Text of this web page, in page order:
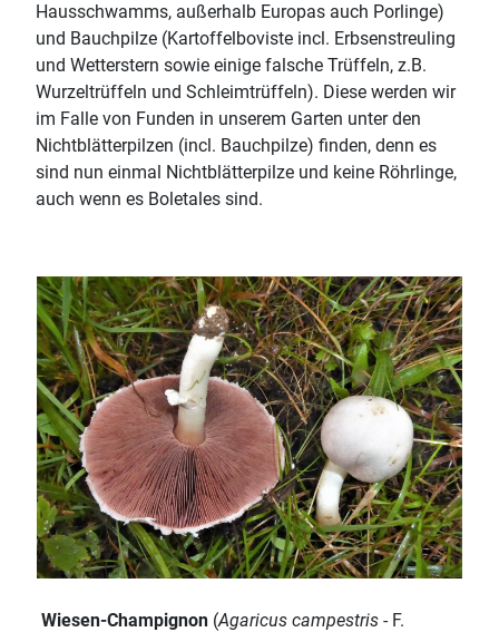
Hausschwamms, außerhalb Europas auch Porlinge)
und Bauchpilze (Kartoffelboviste incl. Erbsenstreuling
und Wetterstern sowie einige falsche Trüffeln, z.B.
Wurzeltrüffeln und Schleimtrüffeln). Diese werden wir
im Falle von Funden in unserem Garten unter den
Nichtblätterpilzen (incl. Bauchpilze) finden, denn es
sind nun einmal Nichtblätterpilze und keine Röhrlinge,
auch wenn es Boletales sind.
Wiesen-Champignon (Agaricus campestris - F.